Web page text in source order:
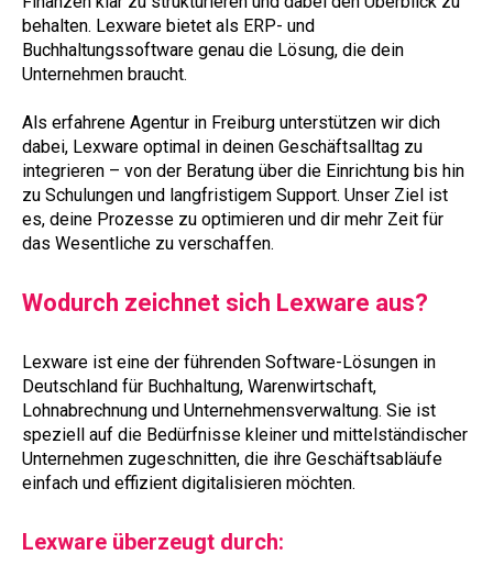
behalten. Lexware bietet als ERP- und
Buchhaltungssoftware genau die Lösung, die dein
Unternehmen braucht.
Als erfahrene Agentur in Freiburg unterstützen wir dich
dabei, Lexware optimal in deinen Geschäftsalltag zu
integrieren – von der Beratung über die Einrichtung bis hin
zu Schulungen und langfristigem Support. Unser Ziel ist
es, deine Prozesse zu optimieren und dir mehr Zeit für
das Wesentliche zu verschaffen.
Wodurch zeichnet sich Lexware aus?
Lexware ist eine der führenden Software-Lösungen in
Deutschland für Buchhaltung, Warenwirtschaft,
Lohnabrechnung und Unternehmensverwaltung. Sie ist
speziell auf die Bedürfnisse kleiner und mittelständischer
Unternehmen zugeschnitten, die ihre Geschäftsabläufe
einfach und effizient digitalisieren möchten.
Lexware überzeugt durch: